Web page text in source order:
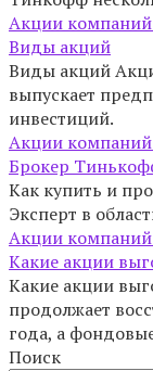
Акции компаний
Виды акций
Виды акций
выпускает
инвестиций.
Акции компаний
Брокер
Как купить и
Эксперт в
Акции компаний
Какие акции
Какие акции
продолжает
года, а
Поиск